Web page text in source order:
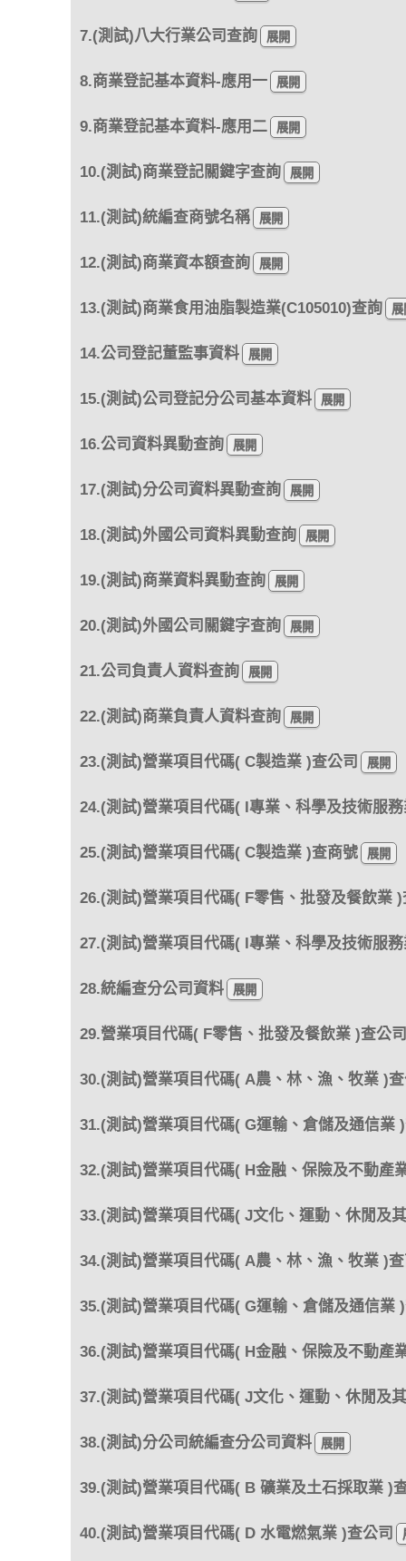
7.(測試)八大行業公司查詢
8.商業登記基本資料-應用一
9.商業登記基本資料-應用二
10.(測試)商業登記關鍵字查詢
11.(測試)統編查商號名稱
12.(測試)商業資本額查詢
13.(測試)商業食用油脂製造業(C105010)查詢
14.公司登記董監事資料
15.(測試)公司登記分公司基本資料
16.公司資料異動查詢
17.(測試)分公司資料異動查詢
18.(測試)外國公司資料異動查詢
19.(測試)商業資料異動查詢
20.(測試)外國公司關鍵字查詢
21.公司負責人資料查詢
22.(測試)商業負責人資料查詢
23.(測試)營業項目代碼( C製造業 )查公司
24.(測試)營業項目代碼( I專業、科學及技術服
25.(測試)營業項目代碼( C製造業 )查商號
26.(測試)營業項目代碼( F零售、批發及餐飲業 )
27.(測試)營業項目代碼( I專業、科學及技術服
28.統編查分公司資料
29.營業項目代碼( F零售、批發及餐飲業 )查公司
30.(測試)營業項目代碼( A農、林、漁、牧業 )
31.(測試)營業項目代碼( G運輸、倉儲及通信業
32.(測試)營業項目代碼( H金融、保險及不動產
33.(測試)營業項目代碼( J文化、運動、休閒及
34.(測試)營業項目代碼( A農、林、漁、牧業 )
35.(測試)營業項目代碼( G運輸、倉儲及通信業
36.(測試)營業項目代碼( H金融、保險及不動產
37.(測試)營業項目代碼( J文化、運動、休閒及
38.(測試)分公司統編查分公司資料
39.(測試)營業項目代碼( B 礦業及土石採取業 )
40.(測試)營業項目代碼( D 水電燃氣業 )查公司